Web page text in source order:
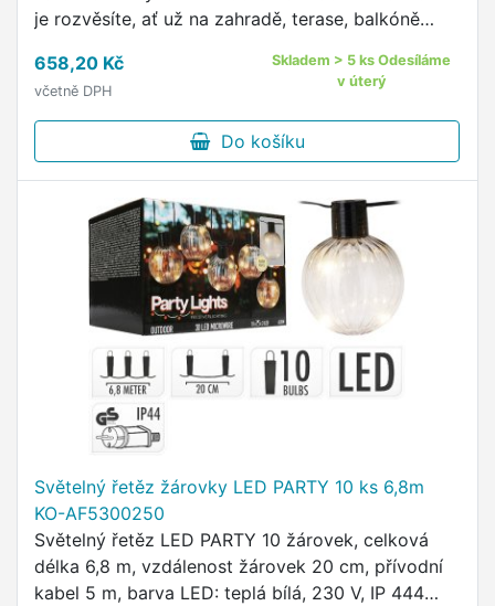
je rozvěsíte, ať už na zahradě, terase, balkóně
zahradní …
658,20 Kč
včetně DPH
Skladem > 5 ks Odesíláme
v úterý
Do košíku
Světelný řetěz žárovky LED PARTY 10 ks 6,8m
KO-AF5300250
Světelný řetěz LED PARTY 10 žárovek, celková
délka 6,8 m, vzdálenost žárovek 20 cm, přívodní
kabel 5 m, barva LED: teplá bílá, 230 V, IP 444